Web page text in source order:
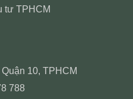
tư TPHCM
10, TPHCM
788